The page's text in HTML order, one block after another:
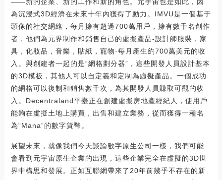
——新的企業、新的工作和新的角色。元宇宙也是如此，因
為沉浸式3D經濟在未來十年內獲得了動力。IMVU是一個基于
頭像的社交網絡，每月擁有超過700萬用戶，擁有數千名創作
者，他們為元界制作和銷售自己的虛擬產品-設計師服裝，家
具，化妝品，音樂，貼紙，寵物-每月產生約700萬美元的收
入。與創建者一起的是“網格劃分器”，這些開發人員設計基本
的3D模板，其他人可以自定義和定制為虛擬產品。一個成功
的網格可以復制和銷售數千次，為其開發人員賺取可觀的收
入。Decentraland平臺正在創建虛擬房地產經紀人，使用戶
能夠在虛擬土地上購買，出售和建立業務，從而獲得一種名
為“Mana”的數字貨幣。
展望未來，就像我們今天談論數字原生公司一樣，我們可能
會看到元宇宙原生企業的出現，這些企業完全在虛擬的3D世
界中構思和發展。正如互聯網帶來了20年前幾乎不存在的新